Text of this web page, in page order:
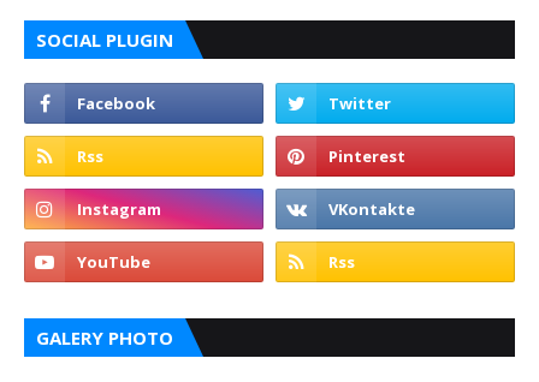
SOCIAL PLUGIN
GALERY PHOTO